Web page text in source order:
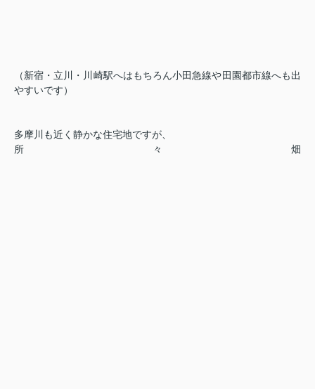
（新宿・立川・川崎駅へはもちろん小田急線や田園都市線へも出
やすいです）
多摩川も近く静かな住宅地ですが、
所々畑